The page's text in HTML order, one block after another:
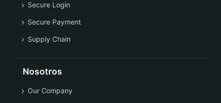
Secure Login
Secure Payment
Supply Chain
Nosotros
Our Company